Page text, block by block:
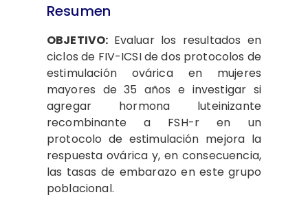
Resumen
OBJETIVO: Evaluar los resultados en
ciclos de FIV-ICSI de dos protocolos de
estimulación ovárica en mujeres
mayores de 35 años e investigar si
agregar hormona luteinizante
recombinante a FSH-r en un
protocolo de estimulación mejora la
respuesta ovárica y, en consecuencia,
las tasas de embarazo en este grupo
poblacional.